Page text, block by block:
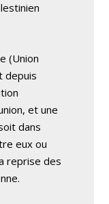
(Union
depuis
et une
dans
eux ou
reprise des